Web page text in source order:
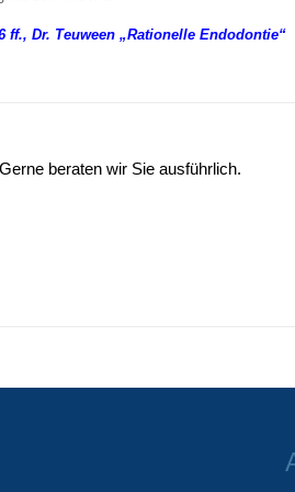
ff., Dr. Teuween „Rationelle Endodontie“
beraten wir Sie ausführlich.